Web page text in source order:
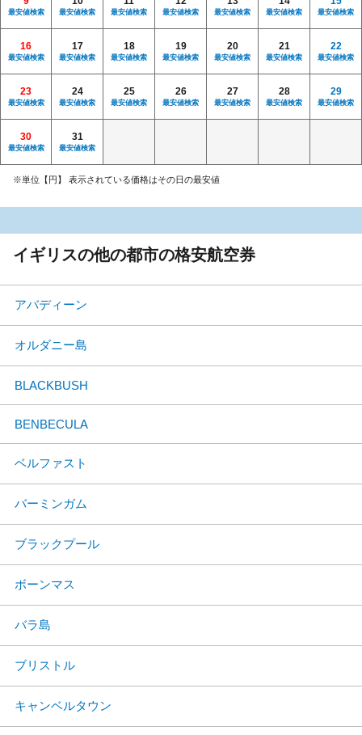
最安値検索 最安値検索 最安値検索 最安値検索 最安値検索 最安値検索 最安値検索
16
最安値検索
17
最安値検索
18
最安値検索
19
最安値検索
20
最安値検索
21
最安値検索
22
最安値検索
23
最安値検索
24
最安値検索
25
最安値検索
26
最安値検索
27
最安値検索
28
最安値検索
29
最安値検索
30
最安値検索
31
最安値検索
※単位【円】 表示されている価格はその日の最安値
イギリスの他の都市の格安航空券
アバディーン
オルダニー島
BLACKBUSH
BENBECULA
ベルファスト
バーミンガム
ブラックプール
ボーンマス
バラ島
ブリストル
キャンベルタウン